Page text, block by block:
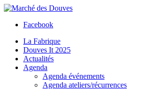
Facebook
La Fabrique
Douves It 2025
Actualités
Agenda
Agenda événements
Agenda ateliers/récurrences